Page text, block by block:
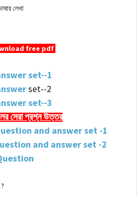
লেখা
free pdf
set--1
set--2
set--3
সেরাপ্রশ্ন উত্তর
and answer set -1
and answer set -2